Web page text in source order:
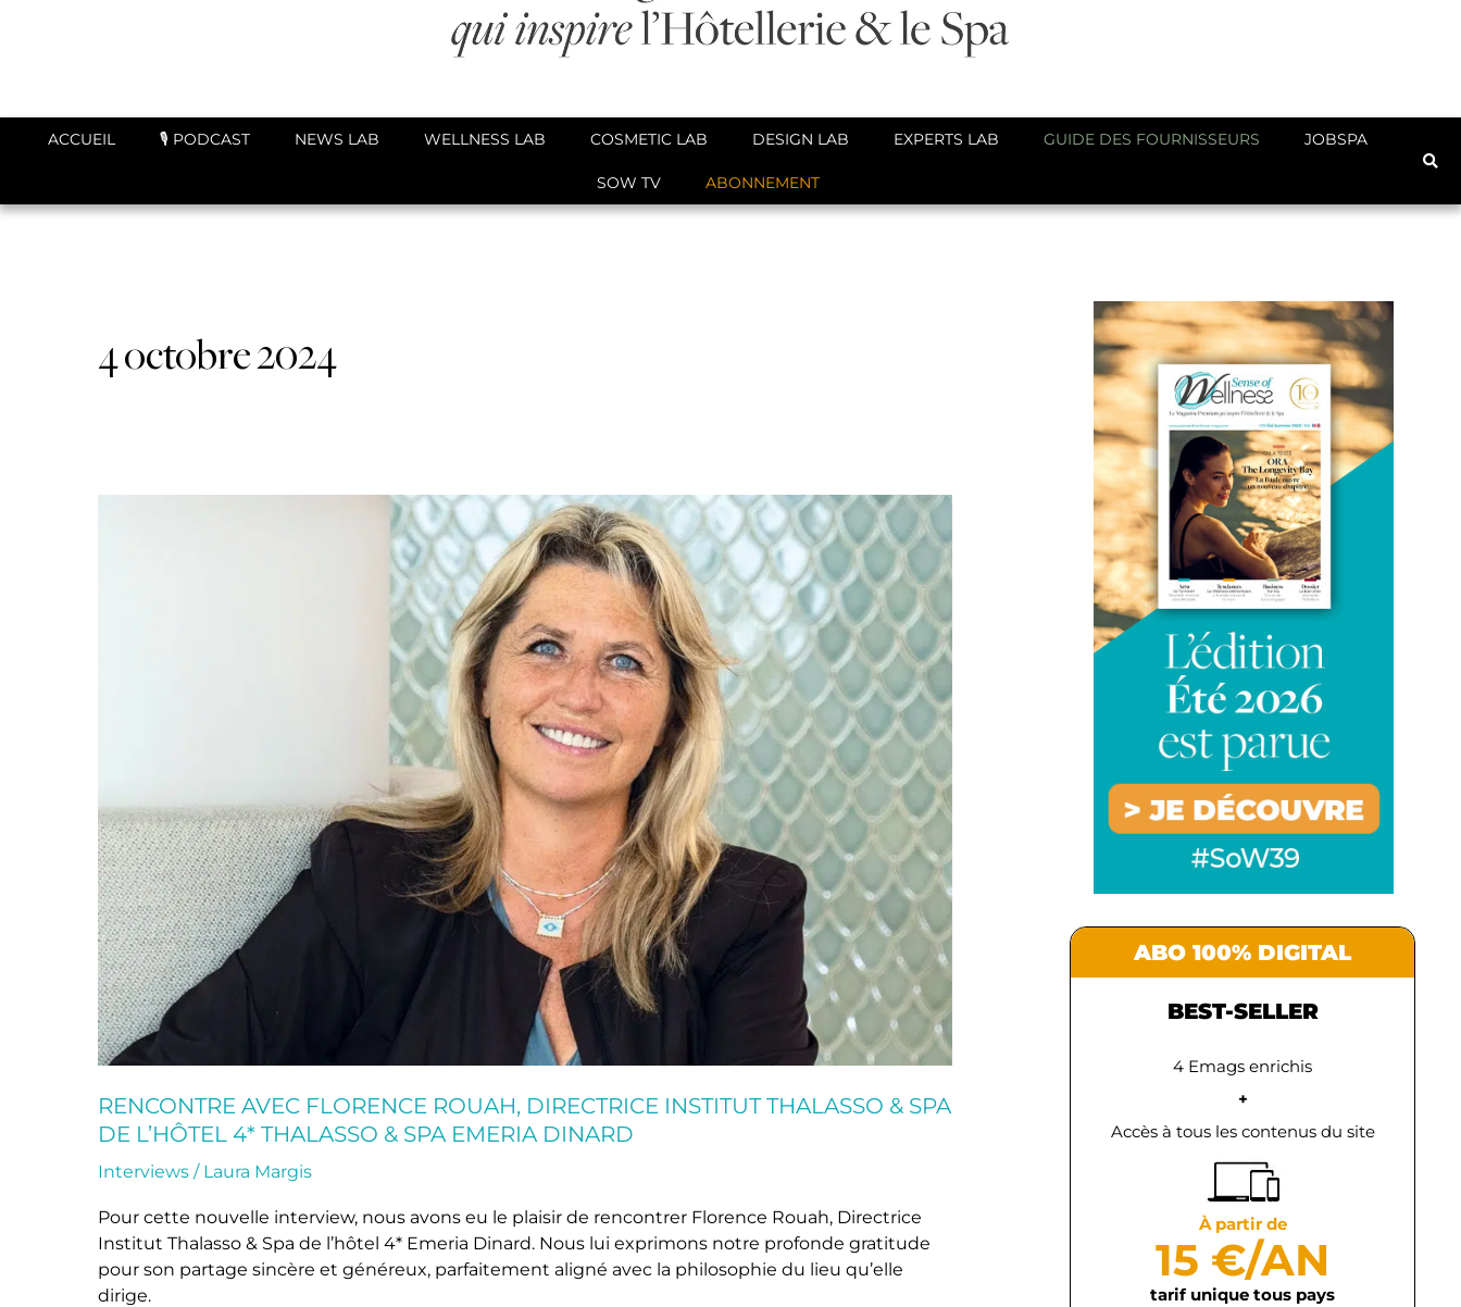
ACCUEIL 🎙️ PODCAST NEWS LAB WELLNESS LAB COSMETIC LAB DESIGN LAB EXPERTS LAB GUIDE DES FOURNISSEURS JOBSPA
SOW TV ABONNEMENT
4 octobre 2024
RENCONTRE AVEC FLORENCE ROUAH, DIRECTRICE INSTITUT THALASSO & SPA
DE L’HÔTEL 4* THALASSO & SPA EMERIA DINARD
Interviews / Laura Margis
Pour cette nouvelle interview, nous avons eu le plaisir de rencontrer Florence Rouah, Directrice
Institut Thalasso & Spa de l’hôtel 4* Emeria Dinard. Nous lui exprimons notre profonde gratitude
pour son partage sincère et généreux, parfaitement aligné avec la philosophie du lieu qu’elle
dirige.
Thalasso
&
Spa
Emeria
Dinard
ABO 100% DIGITAL
BEST-SELLER
4 Emags enrichis
+
Accès à tous les contenus du site
À partir de
15 €/AN
tarif unique tous pays